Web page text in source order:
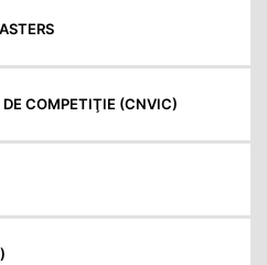
COMPETIŢIE (CNVIC)